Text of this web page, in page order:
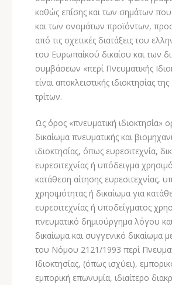
καθώς επίσης και των σημάτων που
και των ονομάτων προϊόντων,
από τις σχετικές διατάξεις του
του Ευρωπαίκού δικαίου και των
συμβάσεων «περί Πνευματικής
είναι αποκλειστικής ιδιοκτησίας της
τρίτων.
Ως όρος «πνευματική ιδιοκτησία»
δικαίωμα πνευματικής και
ιδιοκτησίας, όπως ευρεσιτεχνία,
ευρεσιτεχνίας ή υπόδειγμα
κατάθεση αίτησης ευρεσιτεχνίας,
χρησιμότητας ή δικαίωμα για
ευρεσιτεχνίας ή υποδείγματος
πνευματικό δημιούργημα λόγου
δικαίωμα και συγγενικό δικαίωμα
του Νόμου 2121/1993 περί
Ιδιοκτησίας, (όπως ισχύει),
εμπορική επωνυμία, ιδιαίτερο